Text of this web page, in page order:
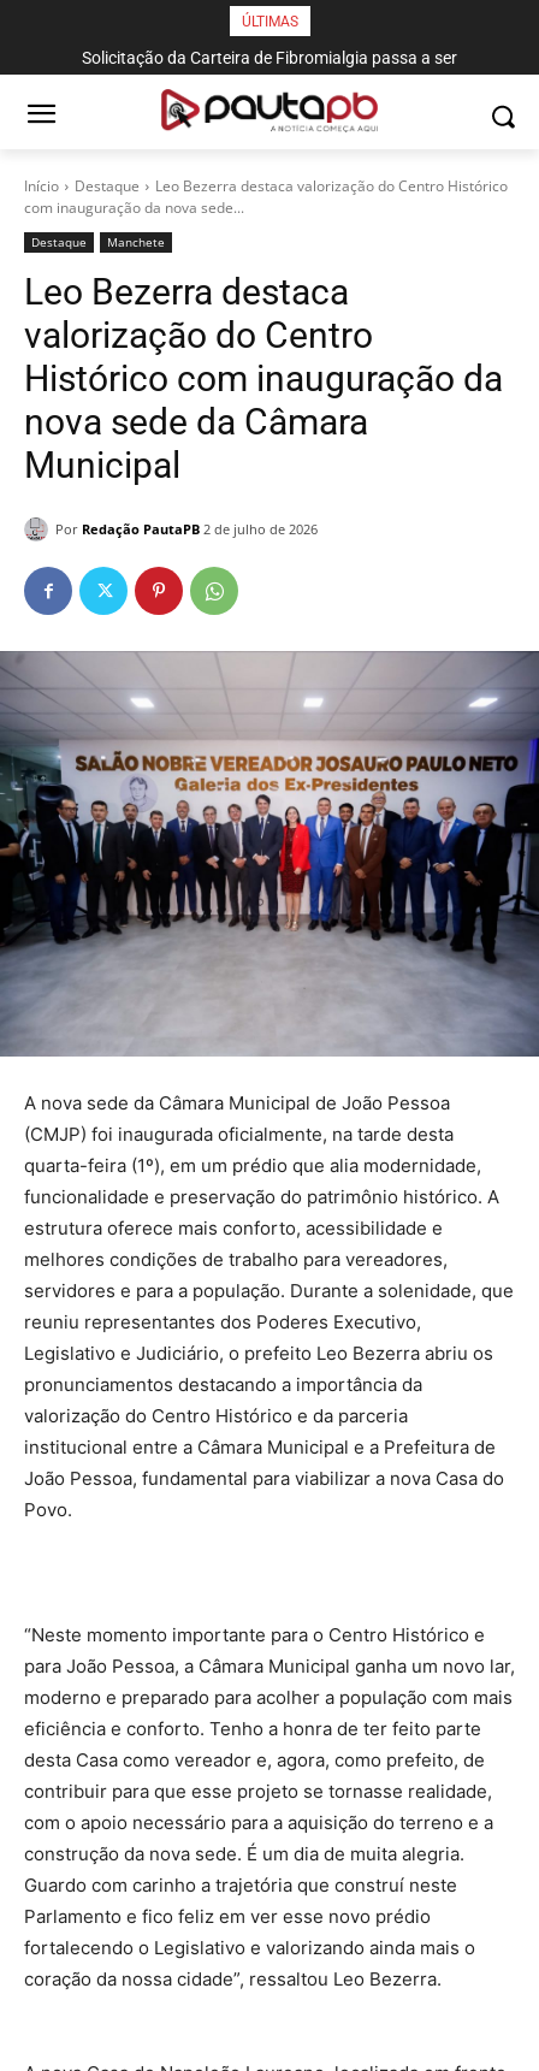
ÚLTIMAS
Solicitação da Carteira de Fibromialgia passa a ser
exclusivamente pelo aplicativo João Pessoa na Palma da Mão
Início Destaque
Leo Bezerra destaca valorização do Centro Histórico
com inauguração da nova sede...
Destaque Manchete
Leo Bezerra destaca
valorização do Centro
Histórico com inauguração da
nova sede da Câmara
Municipal
Por Redação PautaPB 2 de julho de 2026
A nova sede da Câmara Municipal de João Pessoa
(CMJP) foi inaugurada oficialmente, na tarde desta
quarta-feira (1º), em um prédio que alia modernidade,
funcionalidade e preservação do patrimônio histórico. A
estrutura oferece mais conforto, acessibilidade e
melhores condições de trabalho para vereadores,
servidores e para a população. Durante a solenidade, que
reuniu representantes dos Poderes Executivo,
Legislativo e Judiciário, o prefeito Leo Bezerra abriu os
pronunciamentos destacando a importância da
valorização do Centro Histórico e da parceria
institucional entre a Câmara Municipal e a Prefeitura de
João Pessoa, fundamental para viabilizar a nova Casa do
Povo.
“Neste momento importante para o Centro Histórico e
para João Pessoa, a Câmara Municipal ganha um novo lar,
moderno e preparado para acolher a população com mais
eficiência e conforto. Tenho a honra de ter feito parte
desta Casa como vereador e, agora, como prefeito, de
contribuir para que esse projeto se tornasse realidade,
com o apoio necessário para a aquisição do terreno e a
construção da nova sede. É um dia de muita alegria.
Guardo com carinho a trajetória que construí neste
Parlamento e fico feliz em ver esse novo prédio
fortalecendo o Legislativo e valorizando ainda mais o
coração da nossa cidade”, ressaltou Leo Bezerra.